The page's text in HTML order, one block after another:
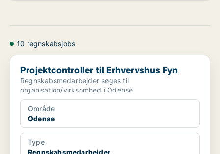
10 regnskabsjobs
Projektcontroller til Erhvervshus Fyn
Projektcontroller til Erhvervshus Fyn
Regnskabsmedarbejder søges til
organisation/virksomhed i Odense
Område
Odense
Type
Regnskabsmedarbejder